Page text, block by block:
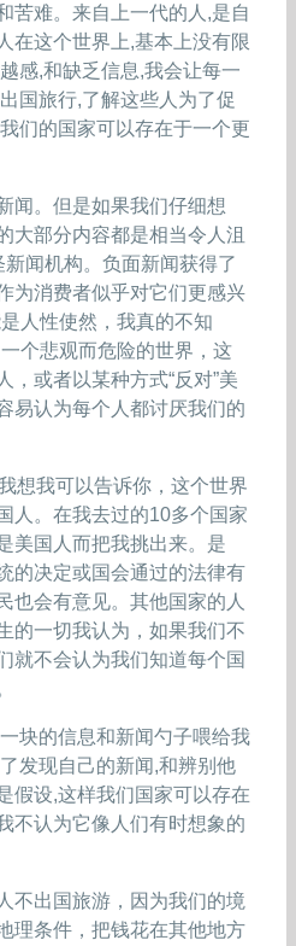
苦难。来自上一代的人,是自
在这个世界上,基本上没有限
感,和缺乏信息,我会让每一
国旅行,了解这些人为了促
们的国家可以存在于一个更
闻。但是如果我们仔细想
大部分内容都是相当令人沮
闻机构。负面新闻获得了
为消费者似乎对它们更感兴
人性使然，我真的不知
个悲观而危险的世界，这
，或者以某种方式“反对”美
易认为每个人都讨厌我们的
想我可以告诉你，这个世界
人。在我去过的10多个国家
美国人而把我挑出来。是
的决定或国会通过的法律有
也会有意见。其他国家的人
的一切我认为，如果我们不
就不会认为我们知道每个国
块的信息和新闻勺子喂给我
发现自己的新闻,和辨别他
假设,这样我们国家可以存在
不认为它像人们有时想象的
不出国旅游，因为我们的境
理条件，把钱花在其他地方